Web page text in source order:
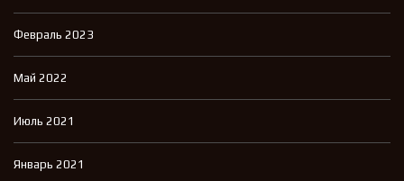
Февраль 2023
Май 2022
Июль 2021
Январь 2021